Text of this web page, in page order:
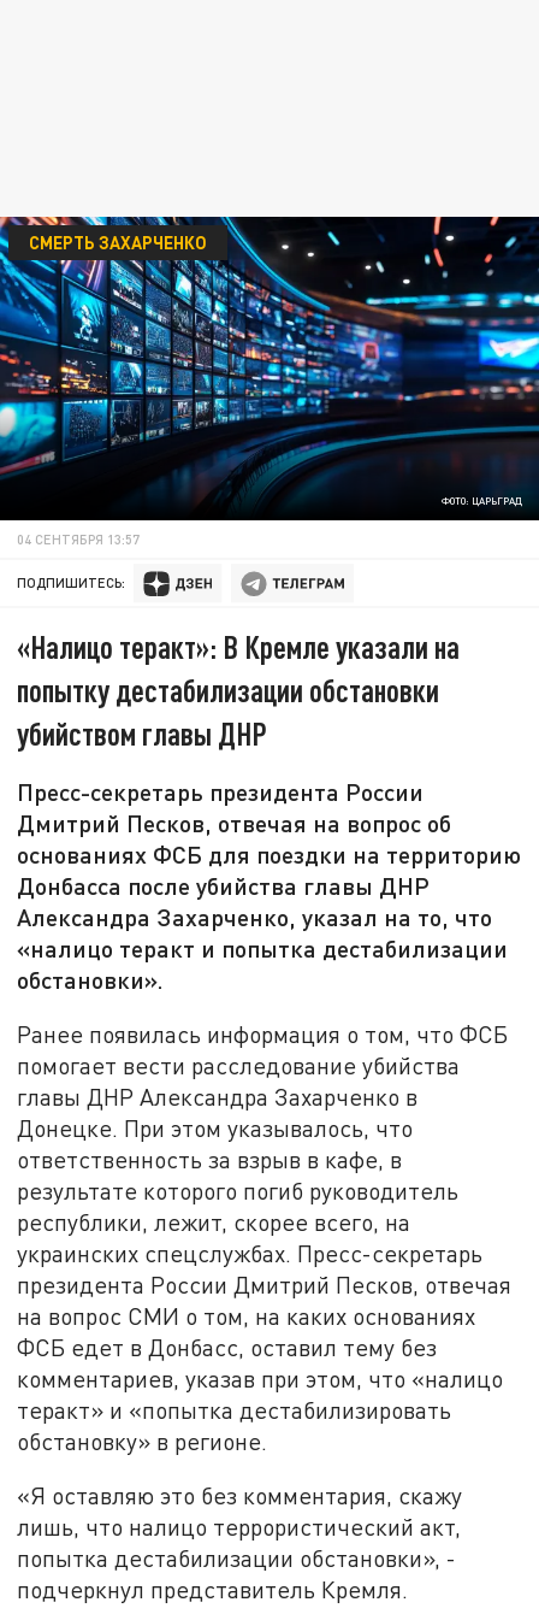
ФОТО: ЦАРЬГРАД
СМЕРТЬ ЗАХАРЧЕНКО
04 СЕНТЯБРЯ 13:57
ПОДПИШИТЕСЬ:
«Налицо теракт»: В Кремле указали на
попытку дестабилизации обстановки
убийством главы ДНР
Пресс-секретарь президента России
Дмитрий Песков, отвечая на вопрос об
основаниях ФСБ для поездки на территорию
Донбасса после убийства главы ДНР
Александра Захарченко, указал на то, что
«налицо теракт и попытка дестабилизации
обстановки».
Ранее появилась информация о том, что ФСБ
помогает вести расследование убийства
главы ДНР Александра Захарченко в
Донецке. При этом указывалось, что
ответственность за взрыв в кафе, в
результате которого погиб руководитель
республики, лежит, скорее всего, на
украинских спецслужбах. Пресс-секретарь
президента России Дмитрий Песков, отвечая
на вопрос СМИ о том, на каких основаниях
ФСБ едет в Донбасс, оставил тему без
комментариев, указав при этом, что «налицо
теракт» и «попытка дестабилизировать
обстановку» в регионе.
«Я оставляю это без комментария, скажу
лишь, что налицо террористический акт,
попытка дестабилизации обстановки», -
подчеркнул представитель Кремля.